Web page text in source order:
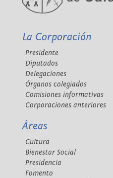
La Corporación
Presidente
Diputados
Delegaciones
Órganos colegiados
Comisiones informativas
Corporaciones anteriores
Áreas
Cultura
Bienestar Social
Presidencia
Fomento